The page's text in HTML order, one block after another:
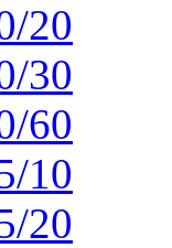
20
30
60
10
20